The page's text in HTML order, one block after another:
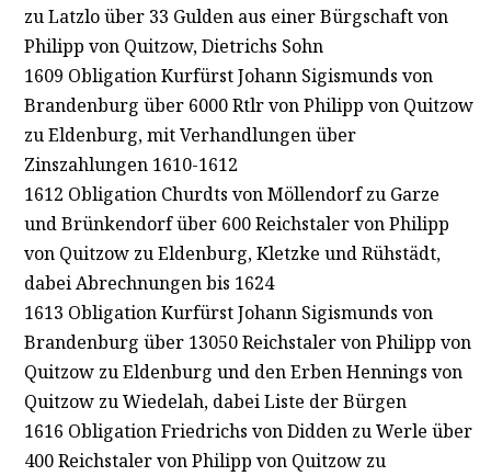
zu Latzlo über 33 Gulden aus einer Bürgschaft von
Philipp von Quitzow, Dietrichs Sohn
1609 Obligation Kurfürst Johann Sigismunds von
Brandenburg über 6000 Rtlr von Philipp von Quitzow
zu Eldenburg, mit Verhandlungen über
Zinszahlungen 1610-1612
1612 Obligation Churdts von Möllendorf zu Garze
und Brünkendorf über 600 Reichstaler von Philipp
von Quitzow zu Eldenburg, Kletzke und Rühstädt,
dabei Abrechnungen bis 1624
1613 Obligation Kurfürst Johann Sigismunds von
Brandenburg über 13050 Reichstaler von Philipp von
Quitzow zu Eldenburg und den Erben Hennings von
Quitzow zu Wiedelah, dabei Liste der Bürgen
1616 Obligation Friedrichs von Didden zu Werle über
400 Reichstaler von Philipp von Quitzow zu